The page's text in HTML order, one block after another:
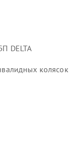
DELTA
колясок